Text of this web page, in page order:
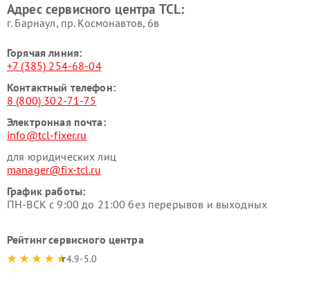
Адрес сервисного центра TCL:
г. Барнаул, ​пр. Космонавтов, 6в
Горячая линия:
+7 (385) 254-68-04
Контактный телефон:
8 (800) 302-71-75
Электронная почта:
info@tcl-fixer.ru
для юридических лиц
manager@fix-tcl.ru
График работы:
ПН-ВСК с 9:00 до 21:00 без перерывов и выходных
Рейтинг сервисного центра
4.9-5.0